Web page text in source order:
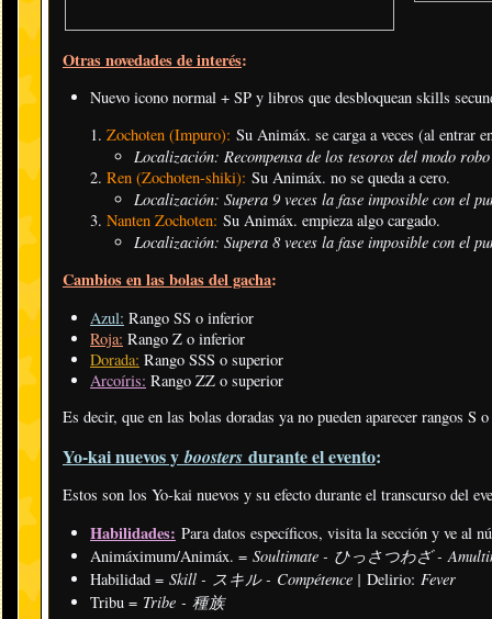
Otras novedades de interés:
Nuevo icono normal + SP y libros que desbloquean skills
Zochoten (Impuro): Su Animáx. se carga a veces (al entrar
Localización: Recompensa de los tesoros del modo
Ren (Zochoten-shiki): Su Animáx. no se queda a cero.
Localización: Supera 9 veces la fase imposible con el
Nanten Zochoten: Su Animáx. empieza algo cargado.
Localización: Supera 8 veces la fase imposible con el
Cambios en las bolas del gacha:
Azul: Rango SS o inferior
Roja: Rango Z o inferior
Dorada: Rango SSS o superior
Arcoíris: Rango ZZ o superior
Es decir, que en las bolas doradas ya no pueden aparecer rangos
Yo-kai nuevos yboosters durante el evento:
Estos son los Yo-kai nuevos y su efecto durante el transcurso del
Habilidades: Para datos específicos, visita la sección y ve al
Animáximum/Animáx. = Soultimate - ひっさつわざ -
Habilidad = Skill - スキル - Compétence | Delirio: Fever
Tribu = Tribe - 種族